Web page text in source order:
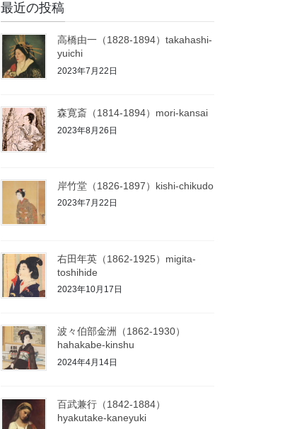
最近の投稿
高橋由一（1828-1894）takahashi-
yuichi
2023年7月22日
森寛斎（1814-1894）mori-kansai
2023年8月26日
岸竹堂（1826-1897）kishi-chikudo
2023年7月22日
右田年英（1862-1925）migita-
toshihide
2023年10月17日
波々伯部金洲（1862-1930）
hahakabe-kinshu
2024年4月14日
百武兼行（1842-1884）
hyakutake-kaneyuki